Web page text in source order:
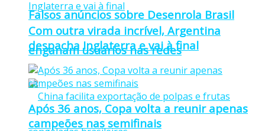
Falsos anúncios sobre Desenrola Brasil
enganam usuários nas redes
Com outra virada incrível, Argentina
despacha Inglaterra e vai à final
Após 36 anos, Copa volta a reunir apenas
campeões nas semifinais